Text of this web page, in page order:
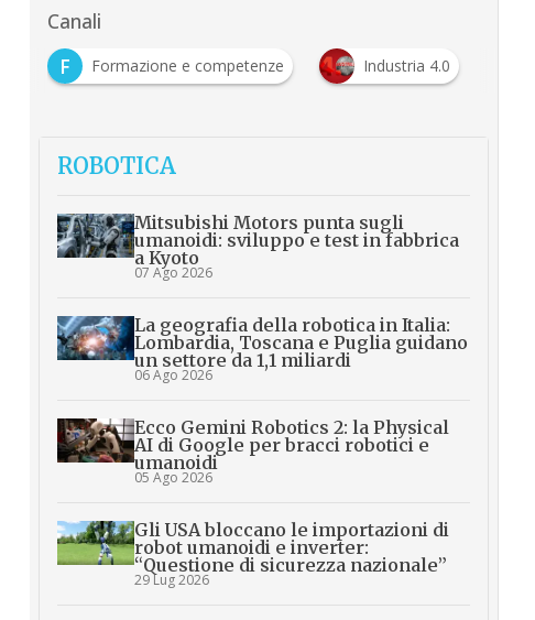
Canali
F
Formazione e competenze Industria 4.0
ROBOTICA
Mitsubishi Motors punta sugli
umanoidi: sviluppo e test in fabbrica
a Kyoto
07 Ago 2026
La geografia della robotica in Italia:
Lombardia, Toscana e Puglia guidano
un settore da 1,1 miliardi
06 Ago 2026
Ecco Gemini Robotics 2: la Physical
AI di Google per bracci robotici e
umanoidi
05 Ago 2026
Gli USA bloccano le importazioni di
robot umanoidi e inverter:
“Questione di sicurezza nazionale”
29 Lug 2026